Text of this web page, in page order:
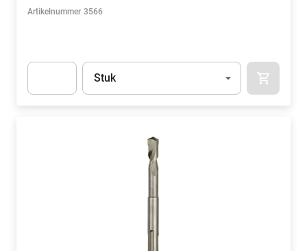
Artikelnummer 3566
Eenheid
Stuk